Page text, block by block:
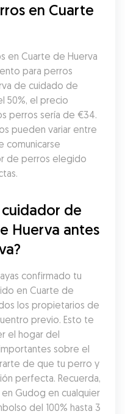
en Cuarte
en Cuarte de Huerva
para perros
de cuidado de
50%, el precio
perros sería de €34.
pueden variar entre
comunicarse
de perros elegido
de
Huerva antes
confirmado tu
en Cuarte de
los propietarios de
previo. Esto te
el hogar del
sobre el
de que tu perro y
perfecta. Recuerda,
Gudog en cualquier
del 100% hasta 3